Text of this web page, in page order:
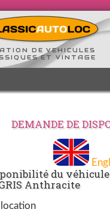
DE VEHICULES
ET VINTAGE
DEMANDE DE
du véhicule
GRIS Anthracite